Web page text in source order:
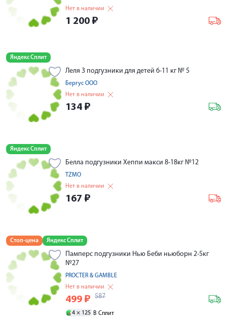
Нет в наличии
1 200 ₽
Яндекс Сплит
Леля 3 подгузники для детей 6-11 кг № 5
Бергус ООО
Нет в наличии
134 ₽
Яндекс Сплит
Белла подгузники Хеппи макси 8-18кг №12
TZMO
Нет в наличии
167 ₽
Стоп-цена Яндекс Сплит
Памперс подгузники Нью Беби ньюборн 2-5кг
№27
PROCTER & GAMBLE
Нет в наличии
499 ₽ 587
4 × 125 В Сплит